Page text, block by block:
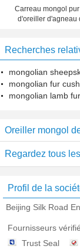
Carreau mongol
d'oreiller d'agneau
Recherches
mongolian
mongolian fur
mongolian lamb
Oreiller mongol
Regardez tous
Profil de la
Beijing Silk Road
Fournisseurs vérifié
Trust Seal